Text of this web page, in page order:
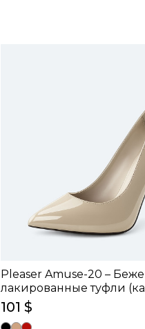
Pleaser Amuse-20 –
лакированные туфли
101 $